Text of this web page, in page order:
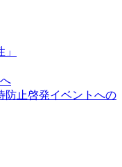
防止啓発イベントへの